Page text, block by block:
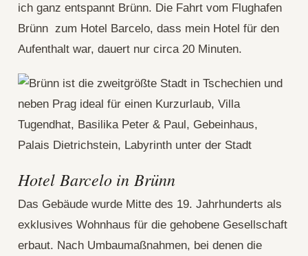
ich ganz entspannt Brünn. Die Fahrt vom Flughafen
Brünn zum Hotel Barcelo, dass mein Hotel für den
Aufenthalt war, dauert nur circa 20 Minuten.
Hotel Barcelo in Brünn
Das Gebäude wurde Mitte des 19. Jahrhunderts als
exklusives Wohnhaus für die gehobene Gesellschaft
erbaut. Nach Umbaumaßnahmen, bei denen die